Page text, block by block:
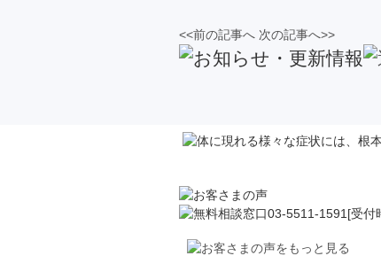
<<前の記事へ 次の記事へ>>